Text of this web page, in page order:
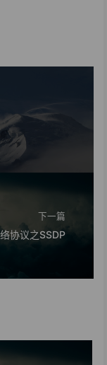
下一篇
协议之SSDP